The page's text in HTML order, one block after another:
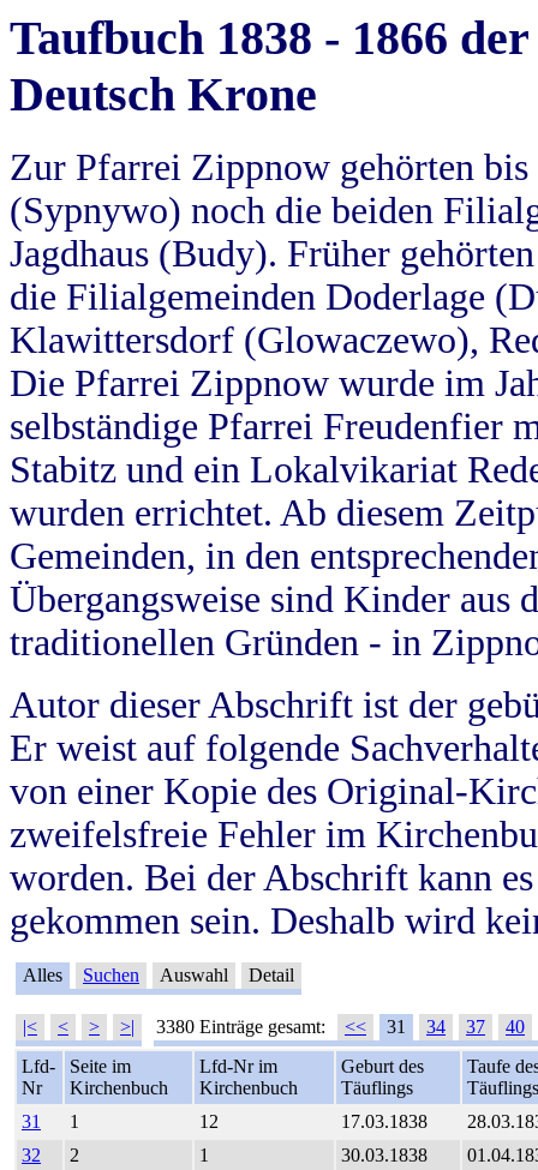
Taufbuch 1838 - 1866
Deutsch Krone
Zur Pfarrei Zippnow gehörten
(Sypnywo) noch die beiden
Jagdhaus (Budy). Früher
die Filialgemeinden Doderlage
Klawittersdorf (Glowaczewo),
Die Pfarrei Zippnow wurde im
selbständige Pfarrei Freudenfier
Stabitz und ein Lokalvikariat
wurden errichtet. Ab diesem
Gemeinden, in den
Übergangsweise sind Kinder aus
traditionellen Gründen - in
Autor dieser Abschrift ist der
Er weist auf folgende
von einer Kopie des Original-
zweifelsfreie Fehler im
worden. Bei der Abschrift kann
gekommen sein. Deshalb wird
Alles Suchen Auswahl Detail
|< < > >| 3380 Einträge gesamt: << 31 34 37
40
Lfd-
Nr
Seite im
Kirchenbuch
Lfd-Nr im
Kirchenbuch
Geburt des
Täuflings
Taufe
Täuflings
31
1 12 17.03.1838
32
2 1 30.03.1838